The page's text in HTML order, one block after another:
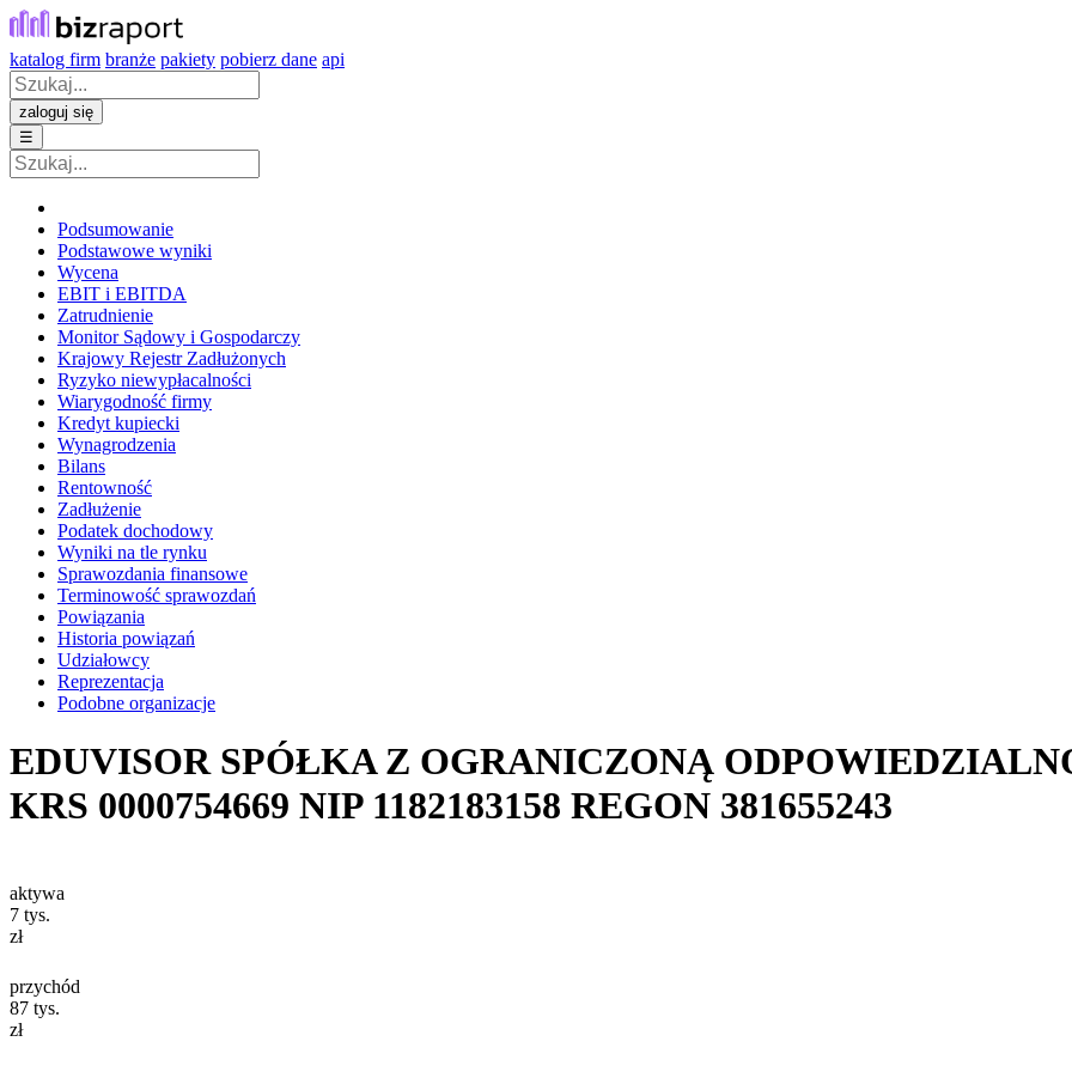
katalog firm branże pakiety pobierz dane api
zaloguj się
☰
Podsumowanie
Podstawowe wyniki
Wycena
EBIT i EBITDA
Zatrudnienie
Monitor Sądowy i Gospodarczy
Krajowy Rejestr Zadłużonych
Ryzyko niewypłacalności
Wiarygodność firmy
Kredyt kupiecki
Wynagrodzenia
Bilans
Rentowność
Zadłużenie
Podatek dochodowy
Wyniki na tle rynku
Sprawozdania finansowe
Terminowość sprawozdań
Powiązania
Historia powiązań
Udziałowcy
Reprezentacja
Podobne organizacje
EDUVISOR SPÓŁKA Z OGRANICZONĄ
KRS 0000754669 NIP 1182183158 REGON 381655243
aktywa
7 tys.
zł
przychód
87 tys.
zł